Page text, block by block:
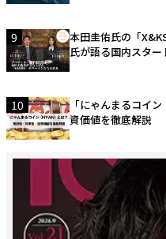
9
本田圭佑氏の「
氏が語る国内スタ
10
「にゃんまるコイ
資価値を徹底解説